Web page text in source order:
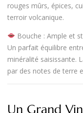
rouges mûrs, épices,
terroir volcanique.
Bouche : Ample et
Un parfait équilibre
minéralité saisissante.
par des notes de terre
Un Grand